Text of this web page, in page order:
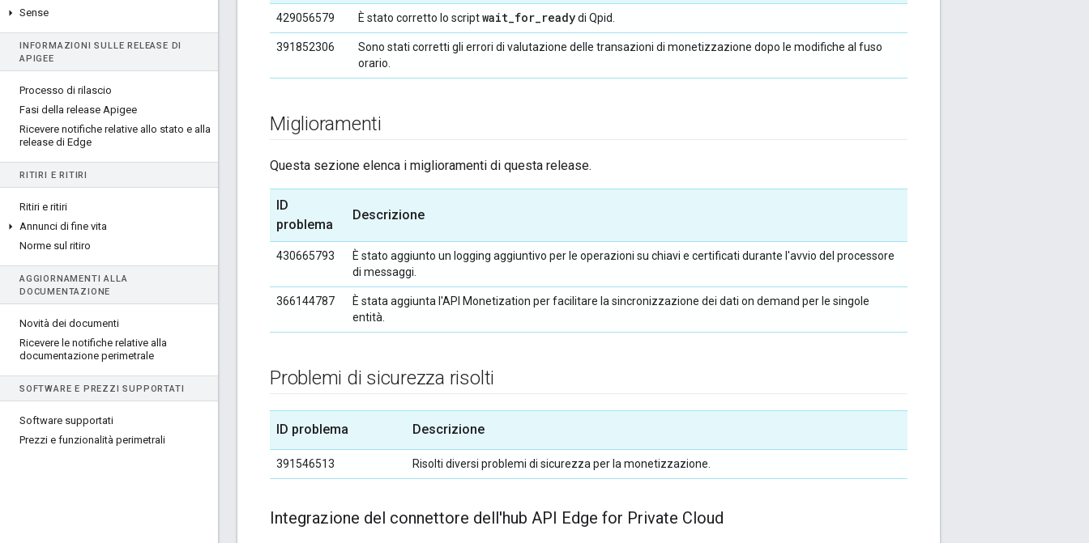
Sense
INFORMAZIONI SULLE RELEASE DI
APIGEE
Processo di rilascio
Fasi della release Apigee
Ricevere notifiche relative allo stato e alla
release di Edge
RITIRI E RITIRI
Ritiri e ritiri
Annunci di fine vita
Norme sul ritiro
AGGIORNAMENTI ALLA
DOCUMENTAZIONE
Novità dei documenti
Ricevere le notifiche relative alla
documentazione perimetrale
SOFTWARE E PREZZI SUPPORTATI
Software supportati
Prezzi e funzionalità perimetrali
429056579 È stato corretto lo scriptwait_for_readydi Qpid.
391852306
Sono stati corretti gli errori di valutazione delle transazioni di monetizzazione dopo le modifiche al fuso
orario.
Miglioramenti
Questa sezione elenca i miglioramenti di questa release.
ID
problema
Descrizione
430665793
È stato aggiunto un logging aggiuntivo per le operazioni su chiavi e certificati durante l'avvio del processore
di messaggi.
366144787
È stata aggiunta l'API Monetization per facilitare la sincronizzazione dei dati on demand per le singole
entità.
Problemi di sicurezza risolti
ID problema Descrizione
391546513 Risolti diversi problemi di sicurezza per la monetizzazione.
Integrazione del connettore dell'hub API Edge for Private Cloud